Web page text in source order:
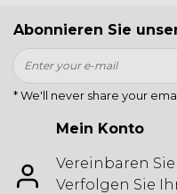
Abonnieren Sie
* We'll never share your
Mein Konto
Vereinbaren
Verfolgen Sie